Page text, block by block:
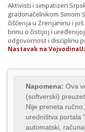
Aktivisti i simpatizeri
gradonačelnikom Simom
čišćenja u Zrenjaninu i
brinu o čistijoj i
odgovornost i disciplinu
Nastavak na
Napomena: Ova
(softverski)
Nije preneta
uredništva portala
automatski,